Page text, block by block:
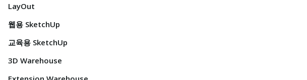
LayOut
웹용 SketchUp
교육용 SketchUp
3D Warehouse